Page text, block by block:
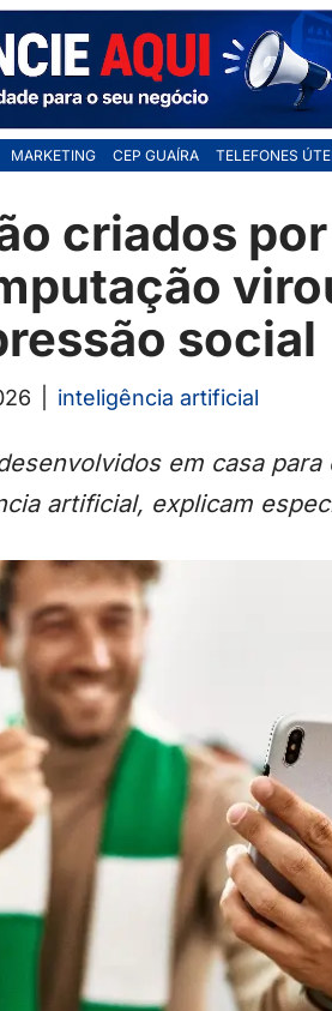
MARKETING CEP GUAÍRA TELEFONES
criados
social
inteligência artificial
em casa para
artificial, explicam